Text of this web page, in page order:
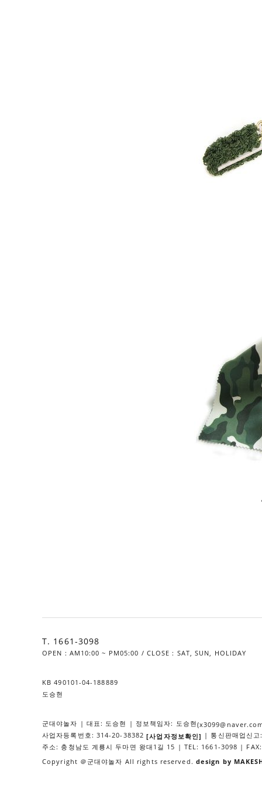
T. 1661-3098
OPEN : AM10:00 ~ PM05:00 / CLOSE : SAT, SUN, HOLIDAY
KB 490101-04-188889
도승현
군대야놀자 | 대표: 도승현 | 정보책임자: 도승현
사업자등록번호: 314-20-38382[사업자정보확인] | 통신판매업신
주소: 충청남도 계룡시 두마면 왕대1길 15 | TEL: 1661-3098 |
Copyright ＠군대야놀자 All rights reserved. design by